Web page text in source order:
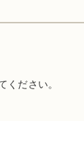
ください。